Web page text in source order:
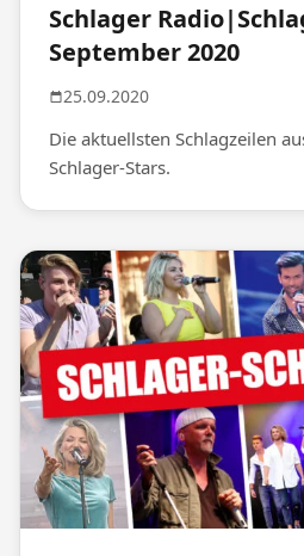
Schlager
September 2020
25.09.2020
Die aktuellsten Schlagzeilen
Schlager-Stars.